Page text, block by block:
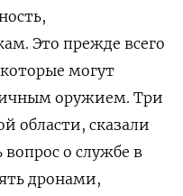
Это прежде всего
могут
оружием. Три
области, сказали
вопрос о службе в
дронами,